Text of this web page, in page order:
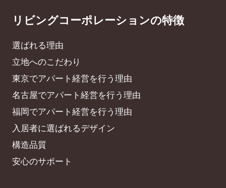
リビングコーポレーションの特徴
選ばれる理由
立地へのこだわり
東京でアパート経営を行う理由
名古屋でアパート経営を行う理由
福岡でアパート経営を行う理由
入居者に選ばれるデザイン
構造品質
安心のサポート